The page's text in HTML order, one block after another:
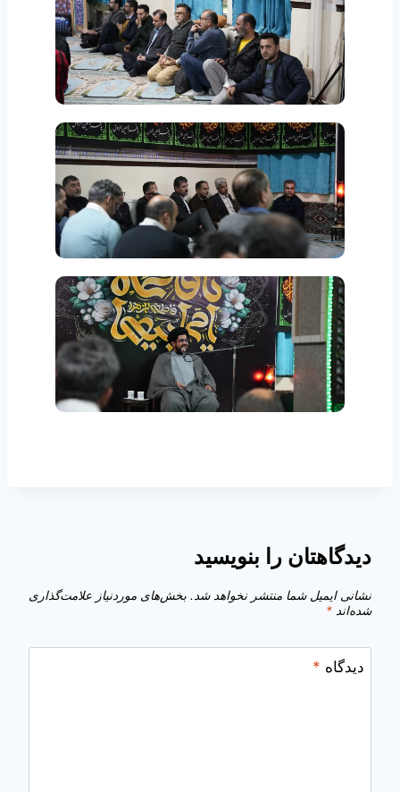
دیدگاهتان را بنویسید
نشانی ایمیل شما منتشر نخواهد شد. بخش‌های موردنیاز علامت‌گذاری
شده‌اند *
دیدگاه *